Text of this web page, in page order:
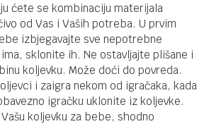
ćete se kombinaciju materijala
od Vas i Vaših potreba. U prvim
izbjegavajte sve nepotrebne
sklonite ih. Ne ostavljajte plišane i
koljevku. Može doći do povreda.
i zaigra nekom od igračaka, kada
igračku uklonite iz koljevke.
koljevku za bebe, shodno